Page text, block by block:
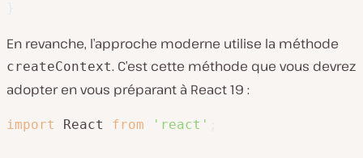
En revanche, l’approche moderne utilise la méthode
createContext. C’est cette méthode que vous devrez
adopter en vous préparant à React 19 :
import React from 'react'